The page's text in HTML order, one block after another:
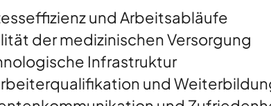
und Arbeitsabläufe
der medizinischen Versorgung
Infrastruktur
und